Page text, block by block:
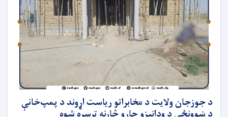
د جوزجان ولایت د مخابراتو ریاست اړوند د پمپ‌خانې